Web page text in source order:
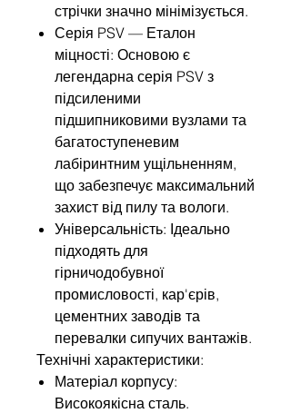
стрічки значно мінімізується.
Серія PSV — Еталон
міцності: Основою є
легендарна серія PSV з
підсиленими
підшипниковими вузлами та
багатоступеневим
лабіринтним ущільненням,
що забезпечує максимальний
захист від пилу та вологи.
Універсальність: Ідеально
підходять для
гірничодобувної
промисловості, кар'єрів,
цементних заводів та
перевалки сипучих вантажів.
Технічні характеристики:
Матеріал корпусу:
Високоякісна сталь.